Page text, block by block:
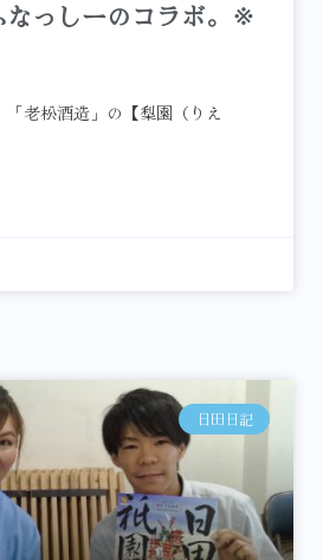
なっしーのコラボ。※
「老松酒造」の【梨園（りえ
日田日記